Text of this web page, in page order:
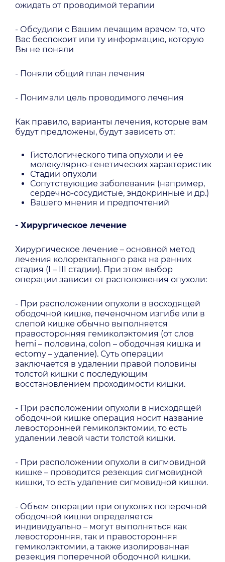
ожидать от проводимой терапии
- Обсудили с Вашим лечащим врачом то, что
Вас беспокоит или ту информацию, которую
Вы не поняли
- Поняли общий план лечения
- Понимали цель проводимого лечения
Как правило, варианты лечения, которые вам
будут предложены, будут зависеть от:
Гистологического типа опухоли и ее
молекулярно-генетических характеристик
Стадии опухоли
Сопутствующие заболевания (например,
сердечно-сосудистые, эндокринные и др.)
Вашего мнения и предпочтений
- Хирургическое лечение
Хирургическое лечение – основной метод
лечения колоректального рака на ранних
стадия (I – III стадии). При этом выбор
операции зависит от расположения опухоли:
- При расположении опухоли в восходящей
ободочной кишке, печеночном изгибе или в
слепой кишке обычно выполняется
правосторонняя гемиколэктомия (от слов
hemi – половина, colon – ободочная кишка и
ectomy – удаление). Суть операции
заключается в удалении правой половины
толстой кишки с последующим
восстановлением проходимости кишки.
- При расположении опухоли в нисходящей
ободочной кишке операция носит название
левосторонней гемиколэктомии, то есть
удалении левой части толстой кишки.
- При расположении опухоли в сигмовидной
кишке – проводится резекция сигмовидной
кишки, то есть удаление сигмовидной кишки.
- Объем операции при опухолях поперечной
ободочной кишки определяется
индивидуально – могут выполняться как
левосторонняя, так и правосторонняя
гемиколэктомии, а также изолированная
резекция поперечной ободочной кишки.